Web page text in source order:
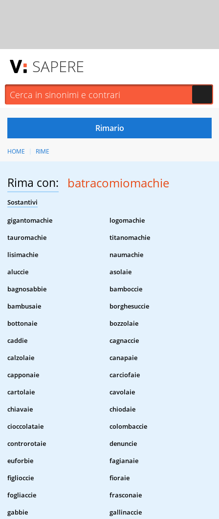
SAPERE
HOME RIME
Rima con: batracomiomachie
Sostantivi
gigantomachie
logomachie
tauromachie
titanomachie
lisimachie
naumachie
aluccie
asolaie
bagnosabbie
bamboccie
bambusaie
borghesuccie
bottonaie
bozzolaie
caddie
cagnaccie
calzolaie
canapaie
capponaie
carciofaie
cartolaie
cavolaie
chiavaie
chiodaie
cioccolataie
colombaccie
controrotaie
denuncie
euforbie
fagianaie
figlioccie
fioraie
fogliaccie
frasconaie
gabbie
gallinaccie